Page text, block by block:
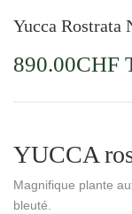
Yucca Rostrata
890.00CHF
YUCCA
Magnifique plante
bleuté.